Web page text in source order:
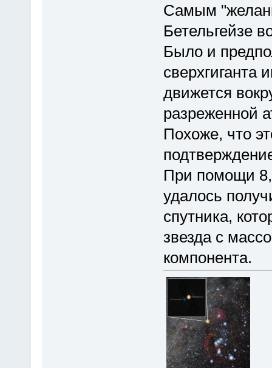
Самым
Бетельгейзе
Было и
сверхгиганта
движется
разреженной
Похоже, что
При помощи
удалось
спутника,
звезда с
компонента.